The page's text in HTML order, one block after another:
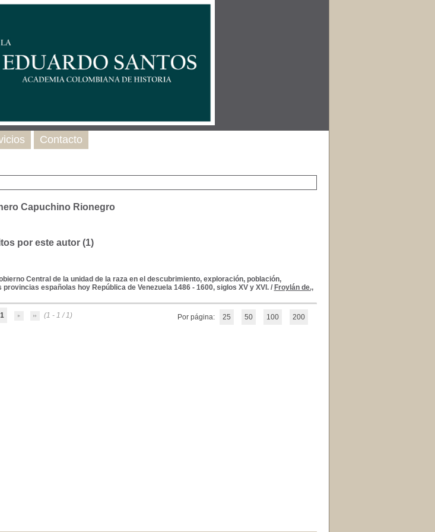
Capuchino Rionegro
por este autor (1)
Central de la unidad de la raza en el descubrimiento, exploración, población,
españolas hoy República de Venezuela 1486 - 1600, siglos XV y XVI./ Froylán de.,
1 (1 - 1 / 1) Por página: 25 50 100 200
Contacto